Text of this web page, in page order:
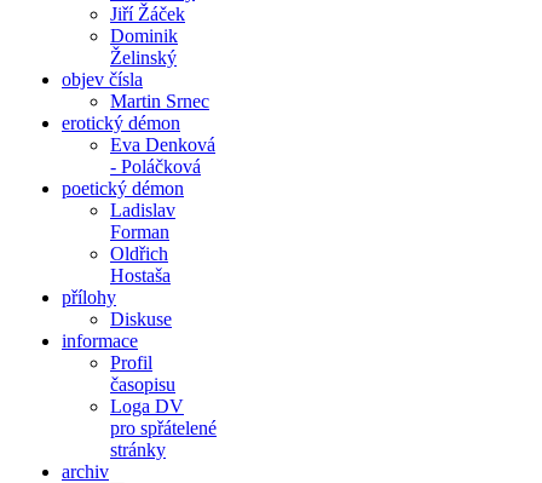
Jiří Žáček
Dominik
Želinský
objev čísla
Martin Srnec
erotický démon
Eva Denková
- Poláčková
poetický démon
Ladislav
Forman
Oldřich
Hostaša
přílohy
Diskuse
informace
Profil
časopisu
Loga DV
pro spřátelené
stránky
archiv